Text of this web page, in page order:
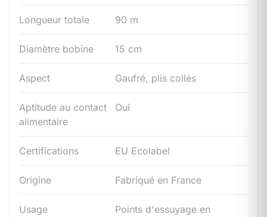
Longueur totale 90 m
Diamètre bobine 15 cm
Aspect Gaufré, plis collés
Aptitude au contact
alimentaire
Oui
Certifications EU Ecolabel
Origine Fabriqué en France
Usage
Points d'essuyage en